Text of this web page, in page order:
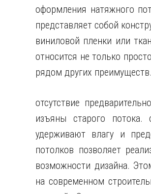
оформления натяжного
представляет собой
виниловой пленки или
относится не только
рядом других
отсутствие
изъяны старого потока.
удерживают влагу и
потолков позволяет
возможности дизайна.
на современном